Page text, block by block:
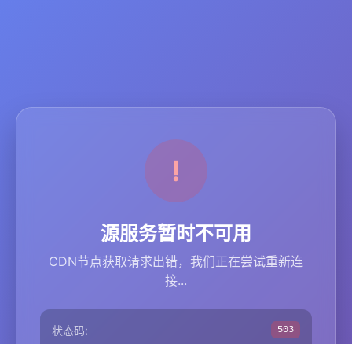
源服务暂时不可用
CDN节点获取请求出错，我们正在尝试重新连
接...
状态码: 503